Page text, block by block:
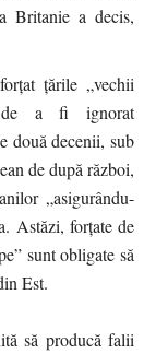
Britanie a decis,
țările „vechii
de a fi ignorat
două decenii, sub
de după război,
„asigurându-
Astăzi, forțate de
sunt obligate să
Est.
să producă falii